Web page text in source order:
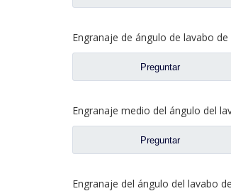
Preguntar
Preguntar